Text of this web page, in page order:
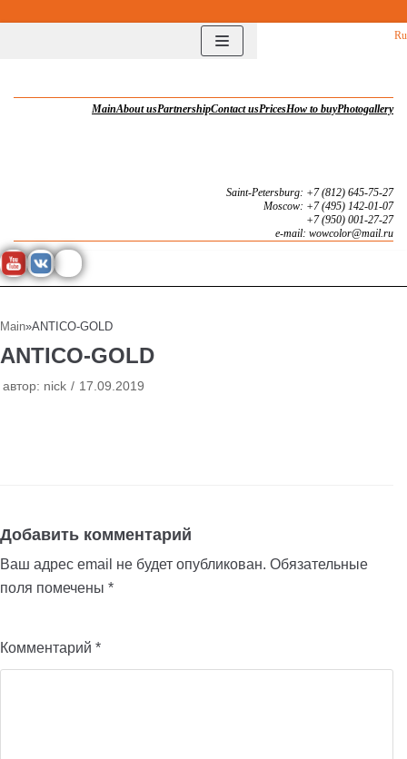
Ru
Перейти
MainAbout usPartnershipContact usPricesHow to buyPhotogallery
Saint-Petersburg: +7 (812) 645-75-27
Moscow: +7 (495) 142-01-07
+7 (950) 001-27-27
e-mail: wowcolor@mail.ru
Main»ANTICO-GOLD
ANTICO-GOLD
автор: nick 17.09.2019
Добавить комментарий
Ваш адрес email не будет опубликован. Обязательные
поля помечены *
Комментарий *